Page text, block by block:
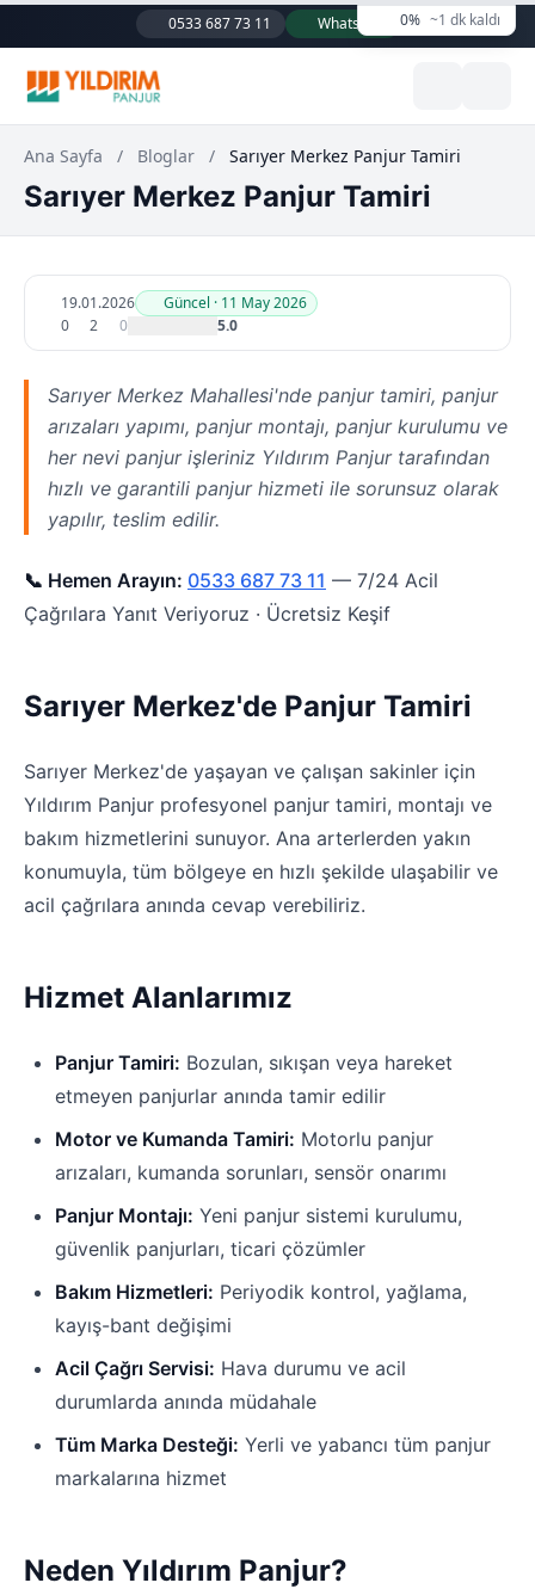
0533 687 73 11 WhatsApp 0% ~1 dk kaldı
Ana Sayfa / Bloglar / Sarıyer Merkez Panjur Tamiri
Sarıyer Merkez Panjur Tamiri
19.01.2026
Güncel · 11 May 2026
0
2 0 5.0
Sarıyer Merkez Mahallesi'nde panjur tamiri, panjur
arızaları yapımı, panjur montajı, panjur kurulumu ve
her nevi panjur işleriniz Yıldırım Panjur tarafından
hızlı ve garantili panjur hizmeti ile sorunsuz olarak
yapılır, teslim edilir.
📞 Hemen Arayın: 0533 687 73 11 — 7/24 Acil
Çağrılara Yanıt Veriyoruz · Ücretsiz Keşif
Sarıyer Merkez'de Panjur Tamiri
Sarıyer Merkez'de yaşayan ve çalışan sakinler için
Yıldırım Panjur profesyonel panjur tamiri, montajı ve
bakım hizmetlerini sunuyor. Ana arterlerden yakın
konumuyla, tüm bölgeye en hızlı şekilde ulaşabilir ve
acil çağrılara anında cevap verebiliriz.
Hizmet Alanlarımız
Panjur Tamiri: Bozulan, sıkışan veya hareket
etmeyen panjurlar anında tamir edilir
Motor ve Kumanda Tamiri: Motorlu panjur
arızaları, kumanda sorunları, sensör onarımı
Panjur Montajı: Yeni panjur sistemi kurulumu,
güvenlik panjurları, ticari çözümler
Bakım Hizmetleri: Periyodik kontrol, yağlama,
kayış-bant değişimi
Acil Çağrı Servisi: Hava durumu ve acil
durumlarda anında müdahale
Tüm Marka Desteği: Yerli ve yabancı tüm panjur
markalarına hizmet
Neden Yıldırım Panjur?